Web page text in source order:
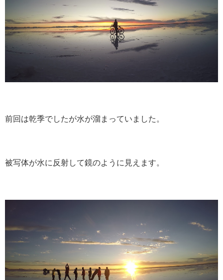
前回は乾季でしたが水が溜まっていました。
被写体が水に反射して鏡のように見えます。